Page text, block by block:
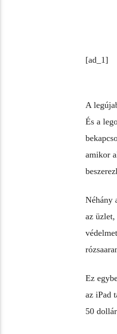
[ad_1]
A
És a
amikor
Néhány
az
Ez
az iPad
50